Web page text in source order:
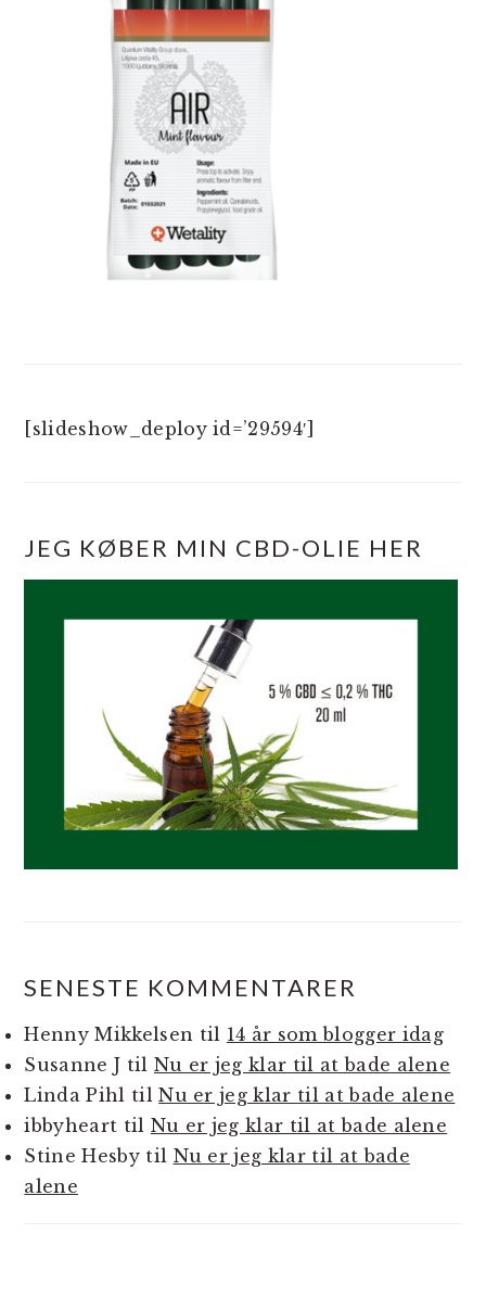
[slideshow_deploy id=’29594′]
JEG KØBER MIN CBD-OLIE HER
SENESTE KOMMENTARER
Henny Mikkelsen til 14 år som blogger idag
Susanne J til Nu er jeg klar til at bade alene
Linda Pihl tilNu er jeg klar til at bade alene
ibbyheart til Nu er jeg klar til at bade alene
Stine Hesbytil Nu er jeg klar til at bade
alene